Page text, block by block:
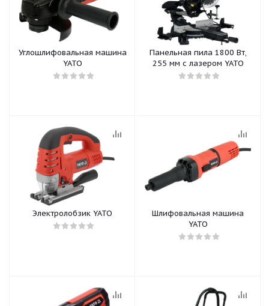
Углошлифовальная машина
YATO
Панельная пила 1800 Вт,
255 мм с лазером YATO
Электролобзик YATO
Шлифовальная машина
YATO